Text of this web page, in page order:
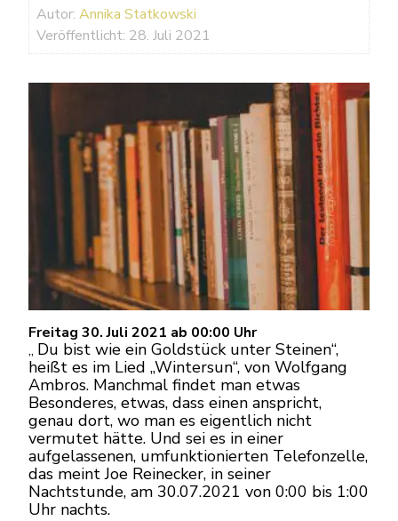
Autor: Annika Statkowski
Veröffentlicht: 28. Juli 2021
Freitag 30. Juli 2021 ab 00:00 Uhr
„ Du bist wie ein Goldstück unter Steinen“,
heißt es im Lied „Wintersun“, von Wolfgang
Ambros. Manchmal findet man etwas
Besonderes, etwas, dass einen anspricht,
genau dort, wo man es eigentlich nicht
vermutet hätte. Und sei es in einer
aufgelassenen, umfunktionierten Telefonzelle,
das meint Joe Reinecker, in seiner
Nachtstunde, am 30.07.2021 von 0:00 bis 1:00
Uhr nachts.